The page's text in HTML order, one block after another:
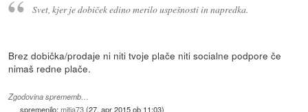
Svet, kjer je dobiček edino merilo uspešnosti in napredka.
Brez dobička/prodaje ni niti tvoje plače niti socialne podpore če
nimaš redne plače.
Zgodovina sprememb…
spremenilo:mitja73(27. apr 2015 ob 11:03)